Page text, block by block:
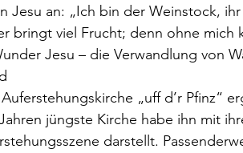
Jesu an: „Ich bin der Weinstock,
bringt viel Frucht; denn ohne mich
Jesu – die Verwandlung von
„uff d’r Pfinz“
jüngste Kirche habe ihn mit
darstellt.